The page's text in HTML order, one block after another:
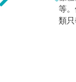
等
類只